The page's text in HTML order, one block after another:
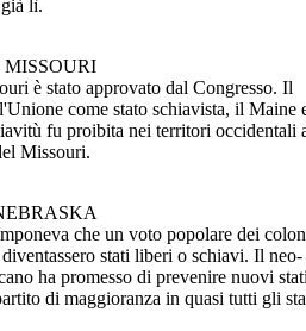
lì.
MISSOURI
è stato approvato dal Congresso. Il
come stato schiavista, il Maine
fu proibita nei territori occidentali
Missouri.
che un voto popolare dei
stati liberi o schiavi. Il neo-
ha promesso di prevenire nuovi
di maggioranza in quasi tutti gli